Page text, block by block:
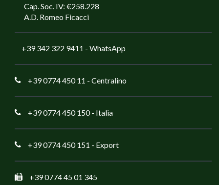
Cap. Soc. IV: €258.228
A.D. Romeo Ficacci
+39 342 322 9411 - WhatsApp
+39 0774 450 11 - Centralino
+39 0774 450 150- Italia
+39 0774 450 151 - Export
+39 0774 45 01 345